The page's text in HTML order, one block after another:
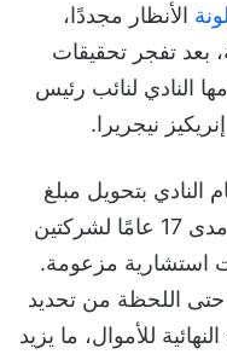
الأنظار مجددًا،
بعد تفجر تحقيقات
النادي لنائب رئيس
نيجريرا.
بتحويل مبلغ
ضخم يقدر بـ7.5 مليون يورو على مدى 17 عامًا لشركتين
استشارية مزعومة.
اللحظة من تحديد
للأموال، ما يزيد